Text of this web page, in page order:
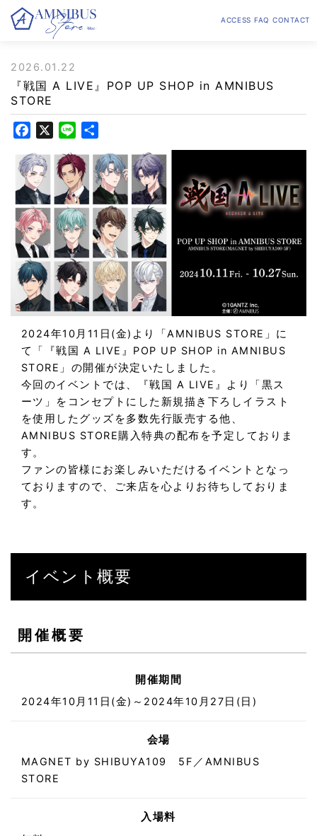
ACCESS FAQ CONTACT
2026.01.22
『戦国 A LIVE』POP UP SHOP in AMNIBUS
STORE
c
e
b
o
o
k
X
n
e
2024年10月11日(金)より「AMNIBUS STORE」に
て「『戦国 A LIVE』POP UP SHOP in AMNIBUS
STORE」の開催が決定いたしました。
今回のイベントでは、『戦国 A LIVE』より「黒ス
ーツ」をコンセプトにした新規描き下ろしイラスト
を使用したグッズを多数先行販売する他、
AMNIBUS STORE購入特典の配布を予定しておりま
す。
ファンの皆様にお楽しみいただけるイベントとなっ
ておりますので、ご来店を心よりお待ちしておりま
す。
イベント概要
開催概要
開催期間
2024年10月11日(金)～2024年10月27日(日)
会場
MAGNET by SHIBUYA109 5F／AMNIBUS
STORE
入場料